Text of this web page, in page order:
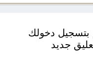
دخولك
جديد